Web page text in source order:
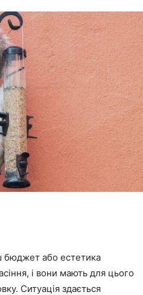
бюджет або естетика
і вони мають для цього
Ситуація здається